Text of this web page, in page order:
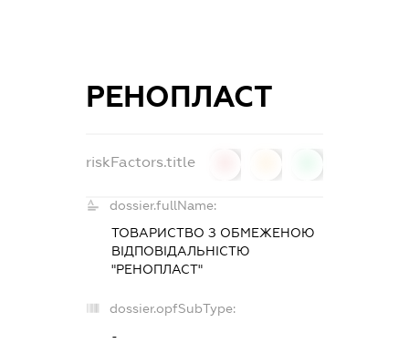
РЕНОПЛАСТ
riskFactors.title
dossier.fullName:
ТОВАРИСТВО З ОБМЕЖЕНОЮ
ВІДПОВІДАЛЬНІСТЮ
"РЕНОПЛАСТ"
dossier.opfSubType:
-